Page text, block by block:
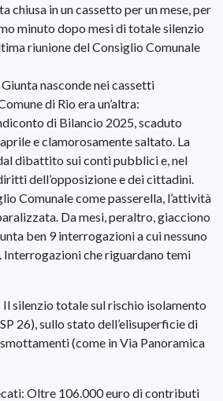
chiusa in un cassetto per un mese, per
minuto dopo mesi di totale silenzio
riunione del Consiglio Comunale
nasconde nei cassetti
di Rio era un’altra:
di Bilancio 2025, scaduto
e clamorosamente saltato. La
dibattito sui conti pubblici e, nel
dell’opposizione e dei cittadini.
Comunale come passerella, l’attività
Da mesi, peraltro, giacciono
ben 9 interrogazioni a cui nessuno
Interrogazioni che riguardano temi
silenzio totale sul rischio isolamento
26), sullo stato dell’elisuperficie di
(come in Via Panoramica
Oltre 106.000 euro di contributi